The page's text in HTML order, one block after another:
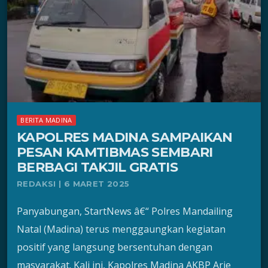
BERITA MADINA
KAPOLRES MADINA SAMPAIKAN
PESAN KAMTIBMAS SEMBARI
BERBAGI TAKJIL GRATIS
REDAKSI | 6 MARET 2025
Panyabungan, StartNews â€“ Polres Mandailing
Natal (Madina) terus menggaungkan kegiatan
positif yang langsung bersentuhan dengan
masyarakat. Kali ini, Kapolres Madina AKBP Arie